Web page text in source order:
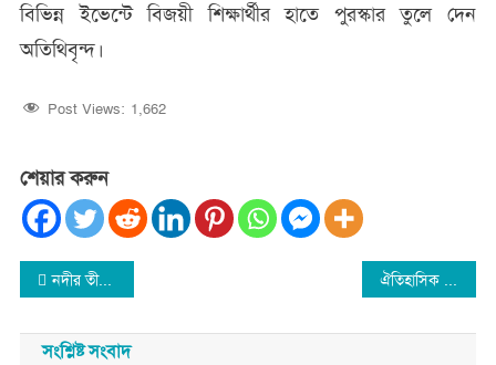
বিভিন্ন ইভেন্টে বিজয়ী শিক্ষার্থীর হাতে পুরস্কার তুলে দেন
অতিথিবৃন্দ।
Post Views: 1,662
শেয়ার করুন
Post
navigation
নদীর তীরের ৪০টি গাছ কর্তন-ঠিকাদারের হাত প্রধানমন্ত্রীর কার্যালয় পর্যন্ত ! ঐতিহাসিক ১০ জানুয়ারী স্বাধীন বাংলাদেশের পূর্ণতা অর্জনের দিন
সংশ্লিষ্ট সংবাদ